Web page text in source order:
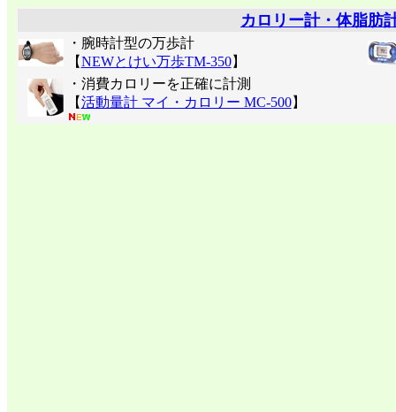
カロリー計・体脂肪
・腕時計型の万歩計
【NEWとけい万歩TM-350】
・消費カロリーを正確に計測
【活動量計 マイ・カロリー MC-500】